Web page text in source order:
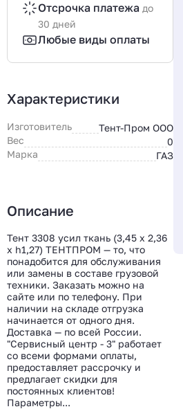
Отсрочка платежа до
30 дней
Любые виды оплаты
Характеристики
Изготовитель
Тент-Пром ООО
Вес
0
Марка
ГАЗ
Описание
Тент 3308 усил ткань (3,45 x 2,36
x h1,27) ТЕНТПРОМ — то, что
понадобится для обслуживания
или замены в составе грузовой
техники. Заказать можно на
сайте или по телефону. При
наличии на складе отгрузка
начинается от одного дня.
Доставка — по всей России.
"Сервисный центр - 3" работает
со всеми формами оплаты,
предоставляет рассрочку и
предлагает скидки для
постоянных клиентов!
Параметры...